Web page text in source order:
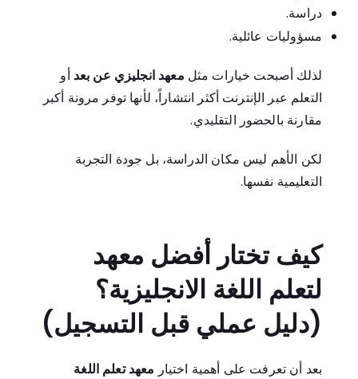
دراسة.
مسؤوليات عائلية.
لذلك أصبحت خيارات مثل معهد انجليزي عن بعد أو
التعلم عبر الإنترنت أكثر انتشاراً، لأنها توفر مرونة أكبر
مقارنة بالحضور التقليدي.
لكن الأهم ليس مكان الدراسة، بل جودة التجربة
التعليمية نفسها.
كيف تختار أفضل معهد
لتعلم اللغة الانجليزية؟
(دليل عملي قبل التسجيل)
بعد أن تعرفت على أهمية اختيار معهد تعلم اللغة